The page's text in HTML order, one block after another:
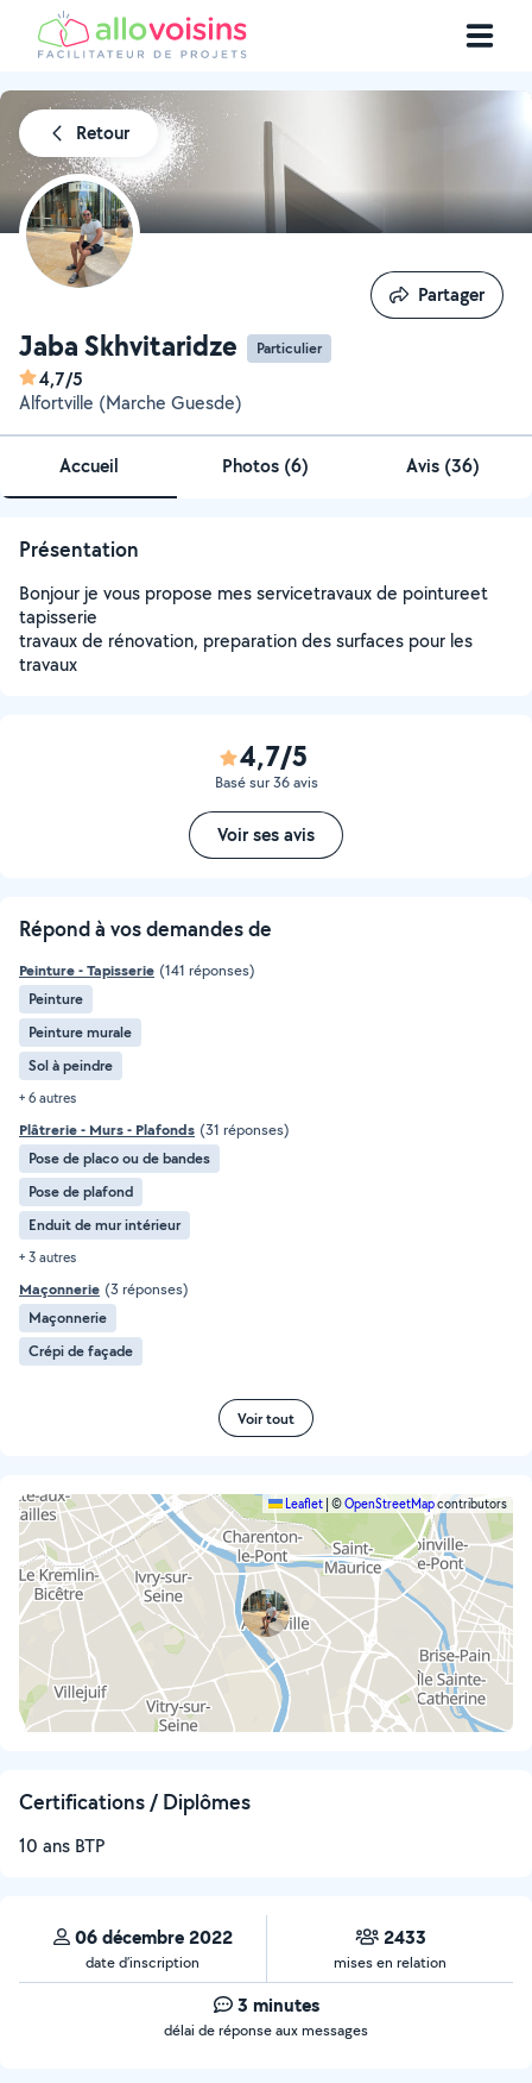
Retour
Jaba Skhvitaridze Particulier
4,7/5
Alfortville (Marche Guesde)
Partager
Partager
Accueil Photos (6) Avis (36)
Présentation
Bonjour je vous propose mes servicetravaux de pointureet
tapisserie
travaux de rénovation, preparation des surfaces pour les
travaux
4,7/5
Basé sur 36 avis
Voir ses avis
Répond à vos demandes de
Peinture - Tapisserie (141 réponses)
Peinture
Peinture murale
Sol à peindre
+ 6 autres
Plâtrerie - Murs - Plafonds (31 réponses)
Pose de placo ou de bandes
Pose de plafond
Enduit de mur intérieur
+ 3 autres
Maçonnerie (3 réponses)
Maçonnerie
Crépi de façade
Voir tout
Leaflet ©OpenStreetMapcontributors
Certifications / Diplômes
10 ans BTP
06 décembre 2022
date d’inscription
2433
mises en relation
3 minutes
délai de réponse aux messages